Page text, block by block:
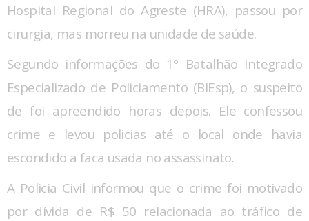
Hospital Regional do Agreste (HRA), passou por
cirurgia, mas morreu na unidade de saúde.
Segundo informações do 1º Batalhão Integrado
Especializado de Policiamento (BIEsp), o suspeito
de foi apreendido horas depois. Ele confessou
crime e levou policias até o local onde havia
escondido a faca usada no assassinato.
A Policia Civil informou que o crime foi motivado
por dívida de R$ 50 relacionada ao tráfico de